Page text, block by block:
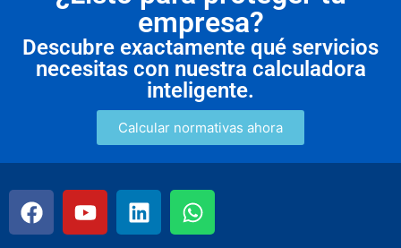
empresa?
Descubre exactamente qué servicios
necesitas con nuestra calculadora
inteligente.
Calcular normativas ahora